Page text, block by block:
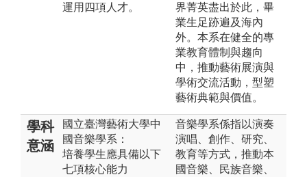
運用四項人才。
界菁英盡出於此，畢
業生足跡遍及海內
外。本系在健全的專
業教育體制與趨向
中，推動藝術展演與
學術交流活動，型塑
藝術典範與價值。
學科
意涵
國立臺灣藝術大學中
國音樂學系：
培養學生應具備以下
七項核心能力
音樂學系係指以演奏
演唱、創作、研究、
教育等方式，推動本
國音樂、民族音樂、